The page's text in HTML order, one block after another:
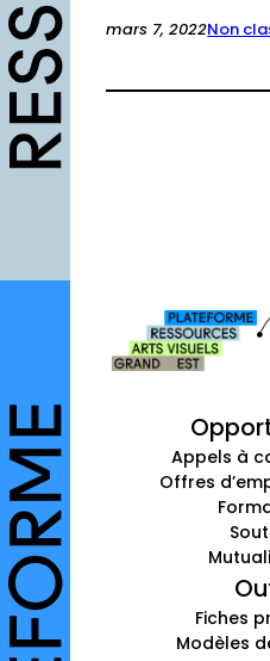
autres
mars 7, 2022Non
Appels à
Offres
Fiches
Modèles